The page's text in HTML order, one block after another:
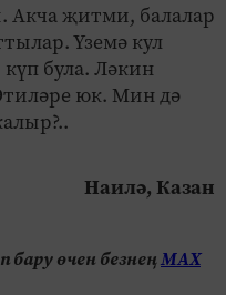
Акча җитми, балалар
Үземә кул
була. Ләкин
юк. Мин дә
Наилә, Казан
өчен безнеңМАХ